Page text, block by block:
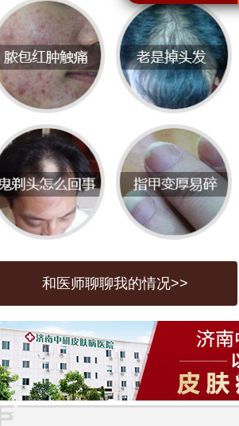
部出现散在的棕色或褐色
在1-5毫米之间，形状不
与皮肤中黑色素的分布有
位更为明显。
二、青少年长雀斑的原因
1. 遗传因素
雀斑，这是由于家族遗传
的病史，那么青少年出现
加。
2. 激素变化
和医师聊聊我的情况>>